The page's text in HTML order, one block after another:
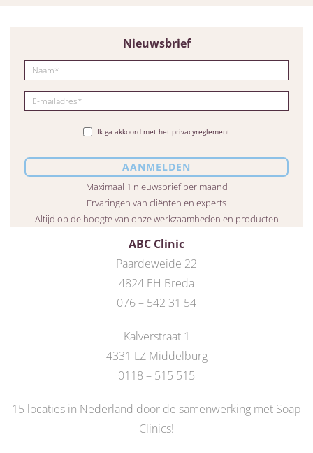
ABC Clinic
Paardeweide 22
4824 EH Breda
076 – 542 31 54
Kalverstraat 1
4331 LZ Middelburg
0118 – 515 515
15 locaties in Nederland door de samenwerking met Soap
Clinics!
Nieuwsbrief
Ik ga akkoord met het privacyreglement
Maximaal 1 nieuwsbrief per maand
Ervaringen van cliënten en experts
Altijd op de hoogte van onze werkzaamheden en producten